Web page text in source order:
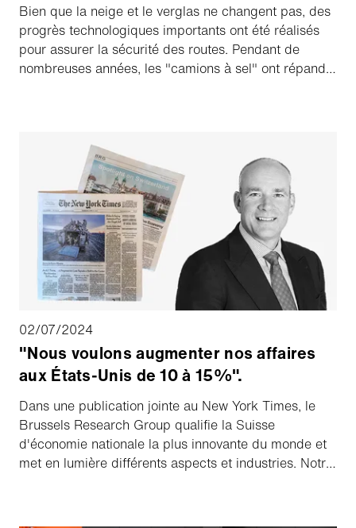
Bien que la neige et le verglas ne changent pas, des
progrès technologiques importants ont été réalisés
pour assurer la sécurité des routes. Pendant de
nombreuses années, les "camions à sel" ont répandu
États-Unis sont passées de l'épandage de sel liquide
à la pulvérisation. Pourquoi ce changement ?
02/07/2024
"Nous voulons augmenter nos affaires
aux États-Unis de 10 à 15%".
Dans une publication jointe au New York Times, le
Brussels Research Group qualifie la Suisse
d'économie nationale la plus innovante du monde et
met en lumière différents aspects et industries. Notre